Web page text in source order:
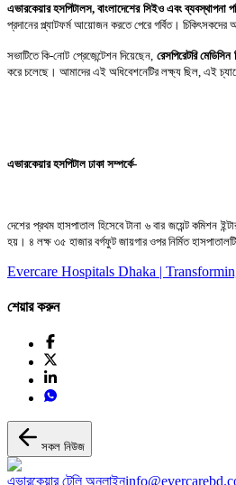
এভারকেয়ার হসপিটালস, বাংলাদেশের সিইও এবং ব্যবস্থাপনা
প্রদানের প্ল্যাটফর্ম আয়োজন করতে পেরে গর্বিত।
সভাটিতে কি-নোট প্রেজেন্টেশন দিয়েছেন, রেসপিরেটরি
করে চলেছে। আমাদের এই অধিবেশনেটির লক্ষ্য ছিল, এই
এভারকেয়ার হসপিটাল ঢাকা সম্পর্কে-
দেশের প্রথম হাসপাতাল হিসেবে টানা ৬ বার জয়েন্ট কমিশন
হয়। ৪ লক্ষ ৩৫ হাজার বর্গফুট জায়গার ওপর নির্মিত
Evercare Hospitals Dhaka |
শেয়ার করুন
সকল নিউজ
এভারকেয়ার টেলি অনলাইন